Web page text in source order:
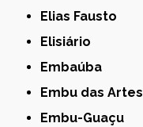
Elias Fausto
Elisiário
Embaúba
Embu das Artes
Embu-Guaçu